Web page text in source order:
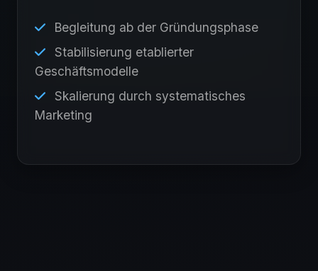
Begleitung ab der Gründungsphase
Stabilisierung etablierter
Geschäftsmodelle
Skalierung durch systematisches
Marketing